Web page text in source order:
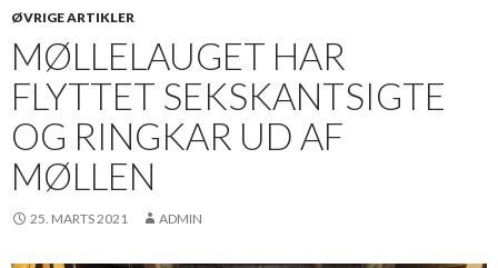
ØVRIGE ARTIKLER
MØLLELAUGET HAR
FLYTTET SEKSKANTSIGTE
OG RINGKAR UD AF
MØLLEN
25. MARTS 2021 ADMIN